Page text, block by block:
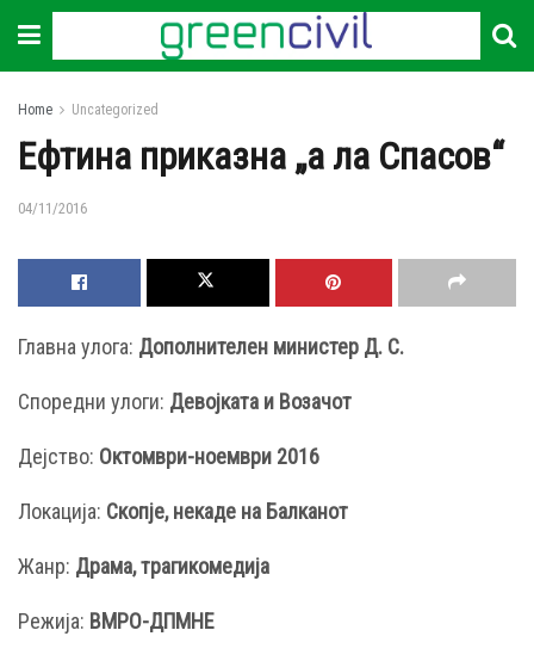
Home Uncategorized
Ефтина приказна „а ла Спасов“
04/11/2016
Главна улога: Дополнителен министер Д. С.
Споредни улоги: Девојката и Возачот
Дејство: Октомври-ноември 2016
Локација: Скопје, некаде на Балканот
Жанр: Драма, трагикомедија
Режија: ВМРО-ДПМНЕ